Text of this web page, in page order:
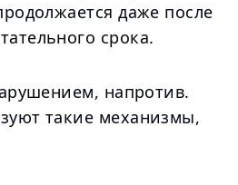
даже после
срока.
напротив.
такие механизмы,